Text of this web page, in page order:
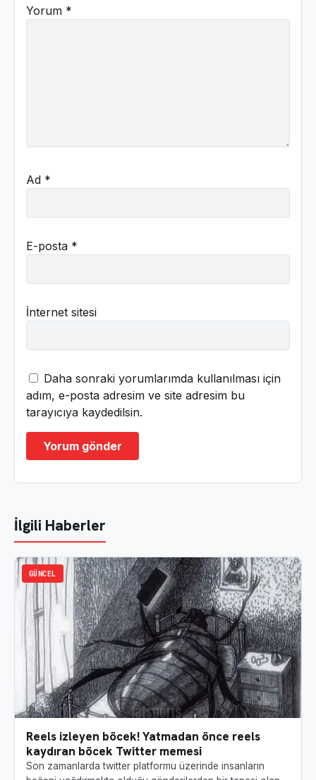
Yorum *
Ad *
E-posta *
İnternet sitesi
Daha sonraki yorumlarımda kullanılması için
adım, e-posta adresim ve site adresim bu
tarayıcıya kaydedilsin.
İlgili Haberler
GÜNCEL
Reels izleyen böcek! Yatmadan önce reels
kaydıran böcek Twitter memesi
Son zamanlarda twitter platformu üzerinde insanların